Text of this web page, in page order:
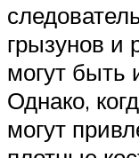
грызунов и
могут быть
Однако,
могут